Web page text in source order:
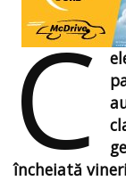
C
încheiată